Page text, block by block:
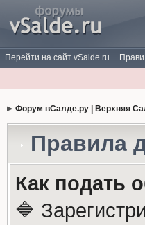
Перейти на сайт vSalde.ru
Форум вСалде.ру | Верхняя
Правила
Как подать
🔷